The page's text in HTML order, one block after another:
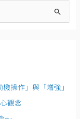
操作」與「增強」
觀念